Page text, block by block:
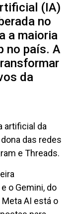
(IA)
no
a maioria
no país. A
da
artificial da
das redes
e Threads.
o Gemini, do
AI está o